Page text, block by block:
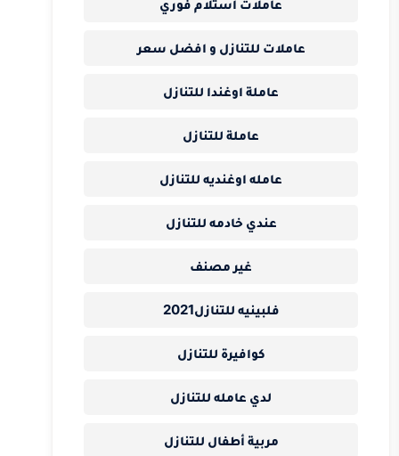
عاملات استلام فوري
عاملات للتنازل و افضل سعر
عاملة اوغندا للتنازل
عاملة للتنازل
عامله اوغنديه للتنازل
عندي خادمه للتنازل
غير مصنف
فلبينيه للتنازل2021
كوافيرة للتنازل
لدي عامله للتنازل
مربية أطفال للتنازل